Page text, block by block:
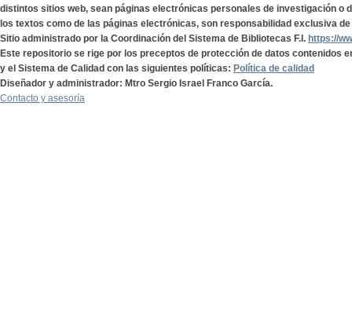
distintos sitios web, sean páginas electrónicas personales de investigación o
los textos como de las páginas electrónicas, son responsabilidad exclusiva
Sitio administrado por la Coordinación del Sistema de Bibliotecas F.I. https://
Este repositorio se rige por los preceptos de protección de datos contenidos
y el Sistema de Calidad con las siguientes políticas: Política de calidad
Diseñador y administrador: Mtro Sergio Israel Franco García.
Contacto y asesoría